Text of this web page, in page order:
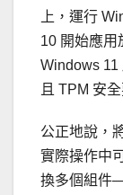
上，運行
10 開始應用
Windows 11
且 TPM 安
公正地說，
實際操作中
換多個組件